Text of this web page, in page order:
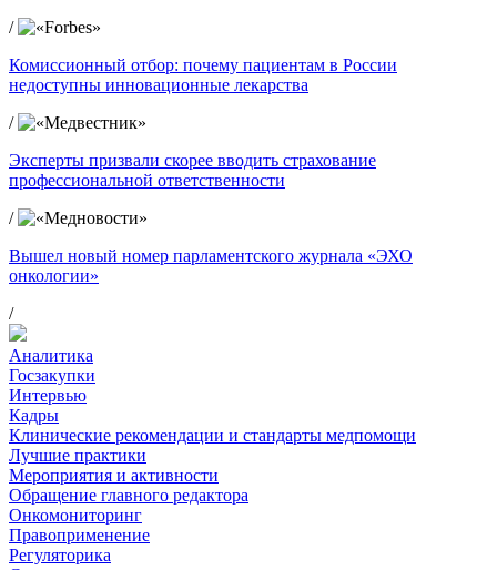
/
Комиссионный отбор: почему пациентам в России
недоступны инновационные лекарства
/
Эксперты призвали скорее вводить страхование
профессиональной ответственности
/
Вышел новый номер парламентского журнала «ЭХО
онкологии»
/
Аналитика
Госзакупки
Интервью
Кадры
Клинические рекомендации и стандарты медпомощи
Лучшие практики
Мероприятия и активности
Обращение главного редактора
Онкомониторинг
Правоприменение
Регуляторика